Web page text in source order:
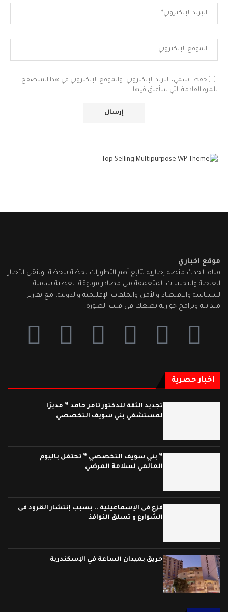
احفظ اسمي، البريد الإلكتروني، والموقع الإلكتروني في هذا المتصفح
للمرة القادمة التي سأعلق فيها.
موقع اخباري
قناة الحدث منصة إخبارية تتابع أهم التطورات لحظة بلحظة، وتنقل الأخبار
العاجلة والتحليلات المتعمقة من مصادر موثوقة. تغطية شاملة
للسياسة والاقتصاد والأمن والملفات الإقليمية والدولية، مع تقارير
ميدانية وبرامج حوارية تضعك في قلب الصورة.
اخبار حصرية
تجديد الثقة للدكتور تامر حامد ” مديرًا
لمستشفي بني سويف التخصصي
” بني سويف التخصصي ” تحتفل باليوم
العالمي لسلامة المرضي
فزع فى الإسماعيلية .. بسبب إنتشار القرود فى
الشوارع و تسلق النوافذ
حريق بميدان الساعة في الإسكندرية